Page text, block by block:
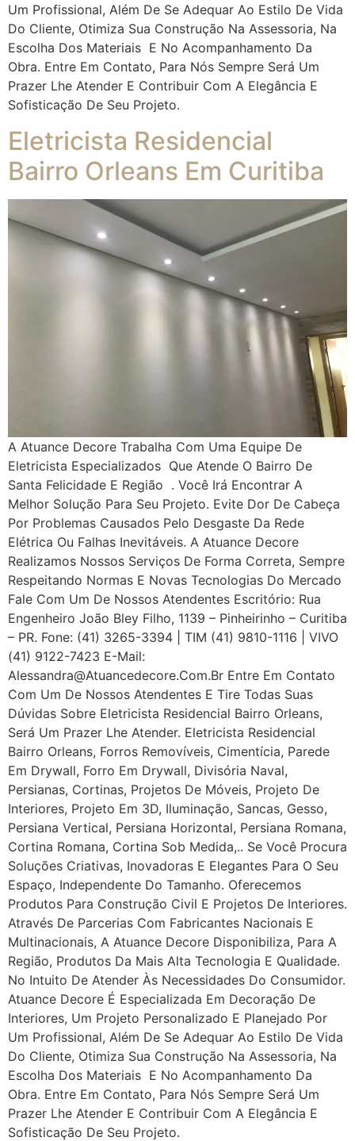
Um Profissional, Além De Se Adequar Ao Estilo De Vida
Do Cliente, Otimiza Sua Construção Na Assessoria, Na
Escolha Dos Materiais E No Acompanhamento Da
Obra. Entre Em Contato, Para Nós Sempre Será Um
Prazer Lhe Atender E Contribuir Com A Elegância E
Sofisticação De Seu Projeto.
Eletricista Residencial
Bairro Orleans Em Curitiba
A Atuance Decore Trabalha Com Uma Equipe De
Eletricista Especializados Que Atende O Bairro De
Santa Felicidade E Região . Você Irá Encontrar A
Melhor Solução Para Seu Projeto. Evite Dor De Cabeça
Por Problemas Causados Pelo Desgaste Da Rede
Elétrica Ou Falhas Inevitáveis. A Atuance Decore
Realizamos Nossos Serviços De Forma Correta, Sempre
Respeitando Normas E Novas Tecnologias Do Mercado
Fale Com Um De Nossos Atendentes Escritório: Rua
Engenheiro João Bley Filho, 1139 – Pinheirinho – Curitiba
– PR. Fone: (41) 3265-3394 | TIM (41) 9810-1116 | VIVO
(41) 9122-7423 E-Mail:
Alessandra@atuancedecore.com.br Entre Em Contato
Com Um De Nossos Atendentes E Tire Todas Suas
Dúvidas Sobre Eletricista Residencial Bairro Orleans,
Será Um Prazer Lhe Atender. Eletricista Residencial
Bairro Orleans, Forros Removíveis, Cimentícia, Parede
Em Drywall, Forro Em Drywall, Divisória Naval,
Persianas, Cortinas, Projetos De Móveis, Projeto De
Interiores, Projeto Em 3D, Iluminação, Sancas, Gesso,
Persiana Vertical, Persiana Horizontal, Persiana Romana,
Cortina Romana, Cortina Sob Medida,.. Se Você Procura
Soluções Criativas, Inovadoras E Elegantes Para O Seu
Espaço, Independente Do Tamanho. Oferecemos
Produtos Para Construção Civil E Projetos De Interiores.
Através De Parcerias Com Fabricantes Nacionais E
Multinacionais, A Atuance Decore Disponibiliza, Para A
Região, Produtos Da Mais Alta Tecnologia E Qualidade.
No Intuito De Atender Às Necessidades Do Consumidor.
Atuance Decore É Especializada Em Decoração De
Interiores, Um Projeto Personalizado E Planejado Por
Um Profissional, Além De Se Adequar Ao Estilo De Vida
Do Cliente, Otimiza Sua Construção Na Assessoria, Na
Escolha Dos Materiais E No Acompanhamento Da
Obra. Entre Em Contato, Para Nós Sempre Será Um
Prazer Lhe Atender E Contribuir Com A Elegância E
Sofisticação De Seu Projeto.